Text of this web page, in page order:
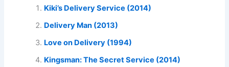
Kiki’s Delivery Service (2014)
Delivery Man (2013)
Love on Delivery (1994)
Kingsman: The Secret Service (2014)